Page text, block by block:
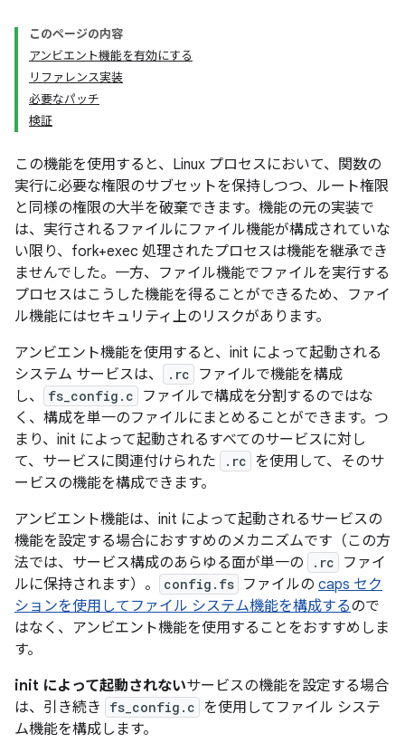
このページの内容
アンビエント機能を有効にする
リファレンス実装
必要なパッチ
検証
この機能を使用すると、Linux プロセスにおいて、関数の
実行に必要な権限のサブセットを保持しつつ、ルート権限
と同様の権限の大半を破棄できます。機能の元の実装で
は、実行されるファイルにファイル機能が構成されていな
い限り、fork+exec 処理されたプロセスは機能を継承でき
ませんでした。一方、ファイル機能でファイルを実行する
プロセスはこうした機能を得ることができるため、ファイ
ル機能にはセキュリティ上のリスクがあります。
アンビエント機能を使用すると、init によって起動される
システム サービスは、
.rc
ファイルで機能を構成
し、
fs_config.c
ファイルで構成を分割するのではな
く、構成を単一のファイルにまとめることができます。つ
まり、init によって起動されるすべてのサービスに対し
て、サービスに関連付けられた
.rc を使用して、そのサ
ービスの機能を構成できます。
アンビエント機能は、init によって起動されるサービスの
機能を設定する場合におすすめのメカニズムです（この方
法では、サービス構成のあらゆる面が単一の
.rc
ファイ
ルに保持されます）。
config.fs ファイルの caps セク
ションを使用してファイル システム機能を構成するので
はなく、アンビエント機能を使用することをおすすめしま
す。
init によって起動されないサービスの機能を設定する場合
は、引き続き
fs_config.c を使用してファイル システ
ム機能を構成します。